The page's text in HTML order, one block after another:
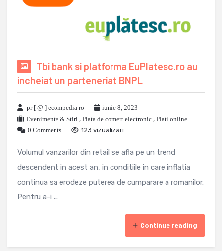
Tbi bank si platforma EuPlatesc.ro au
incheiat un parteneriat BNPL
pr [ @ ] ecompedia ro
iunie 8, 2023
Evenimente & Stiri , Piata de comert electronic , Plati online
0 Comments
123 vizualizari
Volumul vanzarilor din retail se afla pe un trend
descendent in acest an, in conditiile in care inflatia
continua sa erodeze puterea de cumparare a romanilor.
Pentru a-i ...
Continue reading